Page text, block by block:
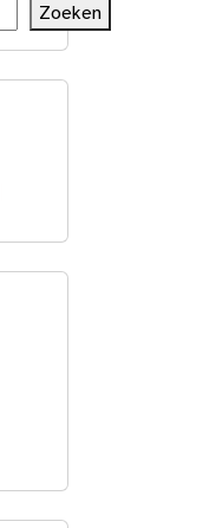
Zoeken